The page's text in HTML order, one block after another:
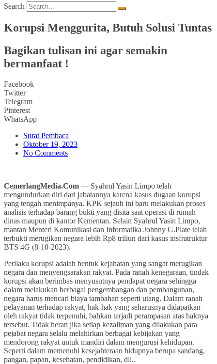
Search
Korupsi Menggurita, Butuh Solusi Tuntas
Bagikan tulisan ini agar semakin
bermanfaat !
Facebook
Twitter
Telegram
Pinterest
WhatsApp
Surat Pembaca
Oktober 19, 2023
No Comments
CemerlangMedia.Com — Syahrul Yasin Limpo telah
mengundurkan diri dari jabatannya karena kasus dugaan korupsi
yang tengah menimpanya. KPK sejauh ini baru melakukan proses
analisis terhadap barang bukti yang disita saat operasi di rumah
dinas maupun di kantor Kementan. Selain Syahrul Yasin Limpo,
mantan Menteri Komunikasi dan Informatika Johnny G.Plate telah
terbukti merugikan negara lebih Rp8 triliun dari kasus insfratruktur
BTS 4G (8-10-2023).
Perilaku korupsi adalah bentuk kejahatan yang sangat merugikan
negara dan menyengsarakan rakyat. Pada ranah kenegaraan, tindak
korupsi akan berimbas menyusutnya pendapat negara sehingga
dalam melakukan berbagai pengembangan dan pembangunan,
negara harus mencari biaya tambahan seperti utang. Dalam ranah
pelayanan terhadap rakyat, hak-hak yang seharusnya didapatkan
oleh rakyat tidak terpenuhi, bahkan terjadi perampasan atas haknya
tersebut. Tidak heran jika setiap kezaliman yang dilakukan para
pejabat negara selalu melahirkan berbagai kebijakan yang
mendorong rakyat untuk mandiri dalam mengurusi kehidupan.
Seperti dalam memenuhi kesejahteraan hidupnya berupa sandang,
pangan, papan, kesehatan, pendidikan, dll..